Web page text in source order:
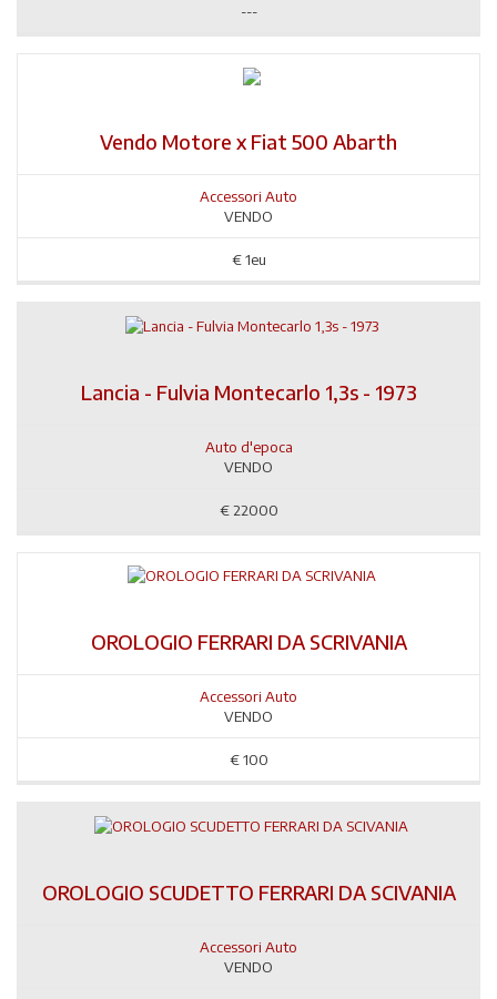
---
Vendo Motore x Fiat 500 Abarth
Accessori Auto
VENDO
€ 1eu
Lancia - Fulvia Montecarlo 1,3s - 1973
Auto d'epoca
VENDO
€ 22000
OROLOGIO FERRARI DA SCRIVANIA
Accessori Auto
VENDO
€ 100
OROLOGIO SCUDETTO FERRARI DA SCIVANIA
Accessori Auto
VENDO